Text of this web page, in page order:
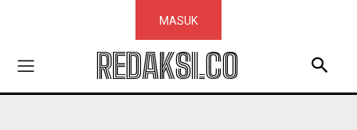
MASUK
REDAKSI.CO